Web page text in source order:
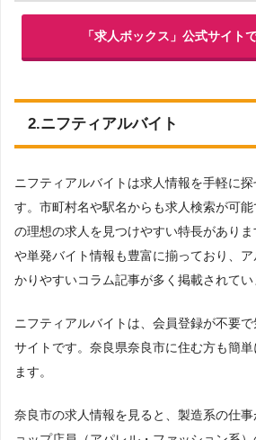
「求人ボックス」公式サイト
2.ニフティアルバイト
ニフティアルバイトは求人情報を手軽に
す。市町村名や駅名からも求人検索が可
の理想の求人を見つけやすい特長があり
や単発バイト情報も豊富に揃っており、
かりやすいコラム記事が多く掲載されてい
ニフティアルバイトは、会員登録が不要
サイトです。奈良県奈良市に住む方も簡
ます。
奈良市の求人情報を見ると、製造系の仕